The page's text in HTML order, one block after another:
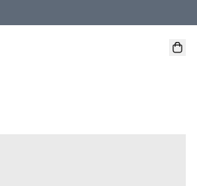
惠！（適用於 本地送貨、本地取貨 )